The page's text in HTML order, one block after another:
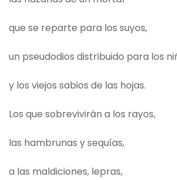
que se reparte para los suyos,
un pseudodios distribuido para los
y los viejos sabios de las hojas.
Los que sobrevivirán a los rayos,
las hambrunas y sequías,
a las maldiciones, lepras,